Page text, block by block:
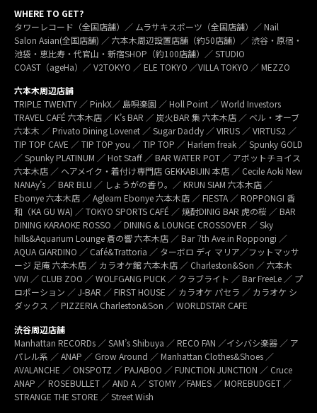
WHERE TO GET?
タワーレコード（全国店舗）／ ムラサキスポーツ（全国店舗）／ Nail
Salon Asian(全国店舗) ／ 六本木周辺設置店舗（約50店舗）／ 渋谷・原宿・
池袋・恵比寿・代官山・新宿SHOP（約100店舗）／ STUDIO
COAST（ageHa）／ V2TOKYO ／ ELE TOKYO ／VILLA TOKYO ／ MEZZO
六本木周辺店舗
TRIPLE TWENTY ／ PinkX／ 島唄楽園 ／ Holl Point ／ World Investors
TRAVEL CAFÉ 六本木店 ／ K’s BAR ／ 炭火BAR 集 六本木店 ／ ベル・オーブ
六本木 ／ Privato Dining Lovenet ／ Sugar Daddy ／ VIRUS ／ VIRTUS2 ／
TIP TOP CAVE ／ TIP TOP you ／ TIP TOP ／ Harlem freak ／ Spunky GOLD
／ Spunky PLATINUM ／ Hot Staff ／ BAR WATER POT ／ アボットチョイス
六本木店 ／ ヘアメイク・着付け専門店 GEKKABIJIN 本店 ／ Cecile Aoki New
NANAy’s ／ BAR BLU ／ しょうがの香り。／ KRUN SIAM 六本木店 ／
Ebonye 六本木店 ／ Agleam Ebonye 六本木店 ／ FIESTA ／ ROPPONGI 香
和（KA GU WA) ／ TOKYO SPORTS CAFÉ ／ 焼酎DINIG BAR 虎の桜 ／ BAR
DINING KARAOKE ROSSO ／ DINING & LOUNGE CROSSOVER ／ Sky
hills&Aquarium Lounge 蒼の響 六本木店 ／ Bar 7th Ave.in Roppongi ／
AQUA GIARDINO ／ Café&Trattoria ／ ターボロ ディ マリア／フットマッサ
ージ 足庵 六本木店 ／ カラオケ館 六本木店 ／ Charleston&Son ／ 六本木
VIVI ／ CLUB ZOO ／ WOLFGANG PUCK ／ クラブライト ／ Bar FreeLe ／ プ
ロポーション ／ J-BAR ／ FIRST HOUSE ／ カラオケ パセラ ／ カラオケ シ
ダックス ／ PIZZERIA Charleston&Son ／ WORLDSTAR CAFE
渋谷周辺店舗
Manhattan RECORDs ／ SAM’s Shibuya ／ RECO FAN ／イシバシ楽器 ／ ア
パレル系 ／ ANAP ／ Grow Around ／ Manhattan Clothes&Shoes ／
AVALANCHE ／ ONSPOTZ ／ PAJABOO ／ FUNCTION JUNCTION ／ Cruce
ANAP ／ ROSEBULLET ／ AND A ／ STOMY ／FAMES ／ MOREBUDGET ／
STRANGE THE STORE ／ Street Wish